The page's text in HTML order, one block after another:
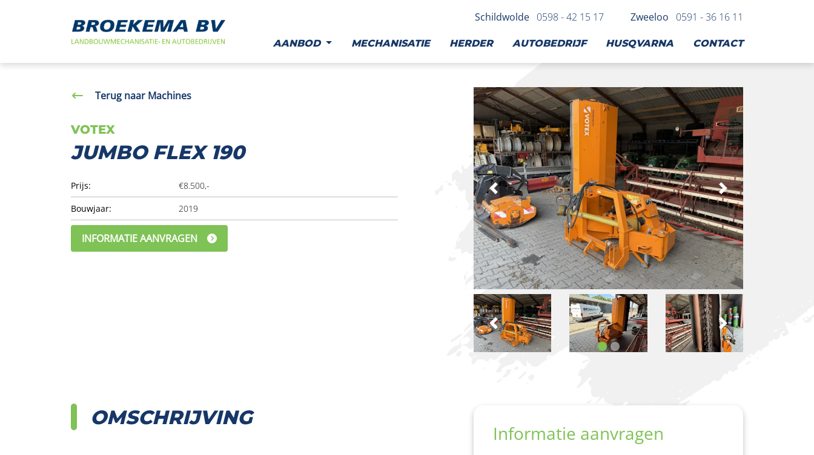
Schildwolde 0598 - 42 15 17 Zweeloo 0591 - 36 16 11
AANBOD MECHANISATIE HERDER AUTOBEDRIJF HUSQVARNA CONTACT
Terug naar Machines
VOTEX
JUMBO FLEX 190
Prijs:
€8.500,-
Bouwjaar:
2019
INFORMATIE AANVRAGEN
FOTO
ALBUM
OVERSLAAN
Vorige
Vorige
OMSCHRIJVING
Informatie aanvragen